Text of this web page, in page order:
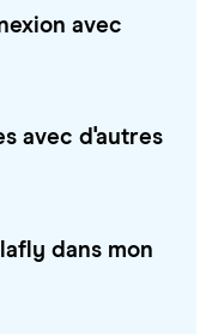
avec
avec d'autres
dans mon